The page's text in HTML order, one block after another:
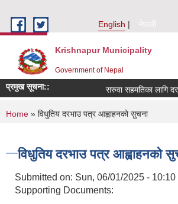
English
नेपाली
Krishnapur Municipality
Government of Nepal
प्रमुख सूचना:: सरुवा सहमतिका लागि
You are here
Home » विधुतिय दरभाउ पत्र आह्वाहनको सुचना
विधुतिय दरभाउ पत्र आह्वाहनको
Submitted on: Sun, 06/01/2025 - 10:10
Supporting Documents: